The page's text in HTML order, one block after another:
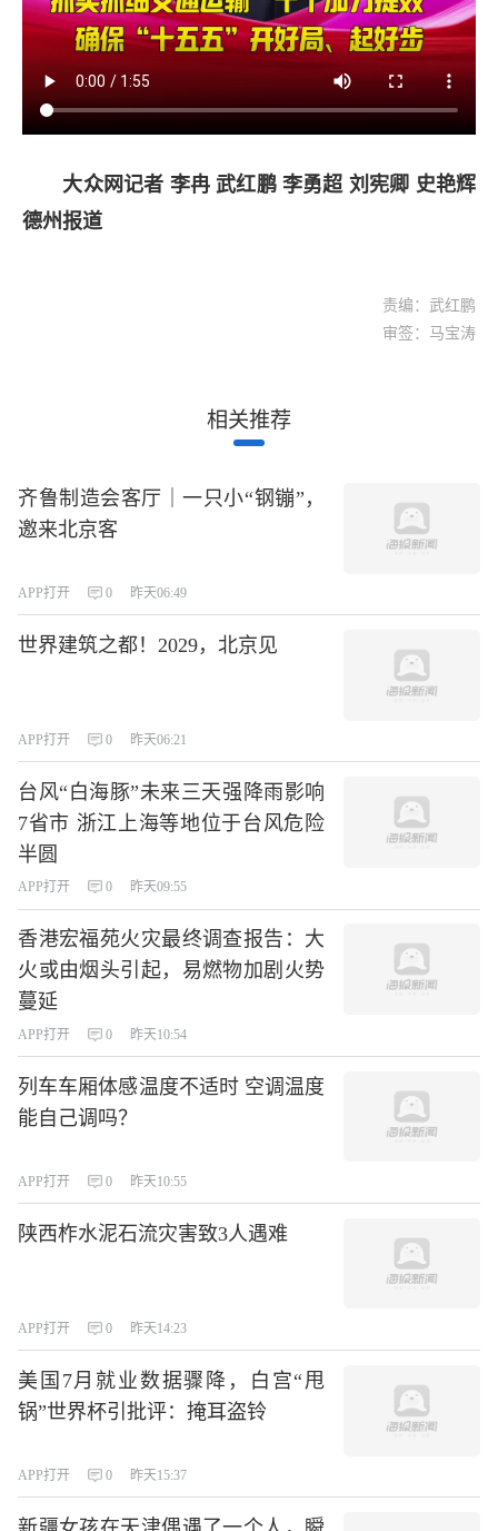
大众网记者 李冉 武红鹏 李勇超 刘宪卿 史艳辉
德州报道
责编：武红鹏
审签：马宝涛
相关推荐
齐鲁制造会客厅｜一只小“钢镚”，
邀来北京客
APP打开 0 昨天06:49
世界建筑之都！2029，北京见
APP打开 0 昨天06:21
台风“白海豚”未来三天强降雨影响
7省市 浙江上海等地位于台风危险
半圆
APP打开 0 昨天09:55
香港宏福苑火灾最终调查报告：大
火或由烟头引起，易燃物加剧火势
蔓延
APP打开 0 昨天10:54
列车车厢体感温度不适时 空调温度
能自己调吗？
APP打开 0 昨天10:55
陕西柞水泥石流灾害致3人遇难
APP打开 0 昨天14:23
美国7月就业数据骤降，白宫“甩
锅”世界杯引批评：掩耳盗铃
APP打开 0 昨天15:37